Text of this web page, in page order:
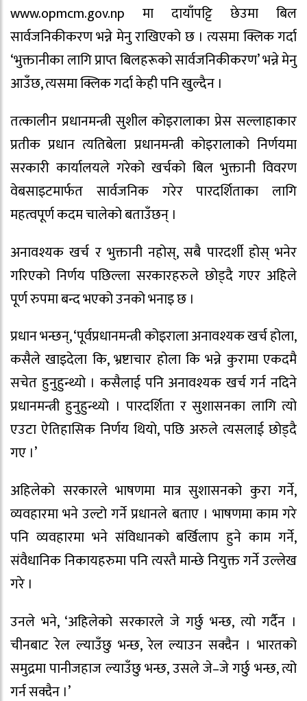
www.opmcm.gov.np मा दायाँपट्टि छेउमा बिल
सार्वजनिकीकरण भन्ने मेनु राखिएको छ । त्यसमा क्लिक गर्दा
‘भुक्तानीका लागि प्राप्त बिलहरूको सार्वजनिकीकरण’ भन्ने मेनु
आउँछ, त्यसमा क्लिक गर्दा केही पनि खुल्दैन ।
तत्कालीन प्रधानमन्त्री सुशील कोइरालाका प्रेस सल्लाहाकार
प्रतीक प्रधान त्यतिबेला प्रधानमन्त्री कोइरालाको निर्णयमा
सरकारी कार्यालयले गरेको खर्चको बिल भुक्तानी विवरण
वेबसाइटमार्फत सार्वजनिक गरेर पारदर्शिताका लागि
महत्वपूर्ण कदम चालेको बताउँछन् ।
अनावश्यक खर्च र भुक्तानी नहोस्, सबै पारदर्शी होस् भनेर
गरिएको निर्णय पछिल्ला सरकारहरुले छोड्दै गएर अहिले
पूर्ण रुपमा बन्द भएको उनको भनाइ छ ।
प्रधान भन्छन्, ‘पूर्वप्रधानमन्त्री कोइराला अनावश्यक खर्च होला,
कसैले खाइदेला कि, भ्रष्टाचार होला कि भन्ने कुरामा एकदमै
सचेत हुनुहुन्थ्यो । कसैलाई पनि अनावश्यक खर्च गर्न नदिने
प्रधानमन्त्री हुनुहुन्थ्यो । पारदर्शिता र सुशासनका लागि त्यो
एउटा ऐतिहासिक निर्णय थियो, पछि अरुले त्यसलाई छोड्दै
गए ।’
अहिलेको सरकारले भाषणमा मात्र सुशासनको कुरा गर्ने,
व्यवहारमा भने उल्टो गर्ने प्रधानले बताए । भाषणमा काम गरे
पनि व्यवहारमा भने संविधानको बर्खिलाप हुने काम गर्ने,
संवैधानिक निकायहरुमा पनि त्यस्तै मान्छे नियुक्त गर्ने उल्लेख
गरे ।
उनले भने, ‘अहिलेको सरकारले जे गर्छु भन्छ, त्यो गर्दैन ।
चीनबाट रेल ल्याउँछु भन्छ, रेल ल्याउन सक्दैन । भारतको
समुद्रमा पानीजहाज ल्याउँछु भन्छ, उसले जे–जे गर्छु भन्छ, त्यो
गर्न सक्दैन ।’